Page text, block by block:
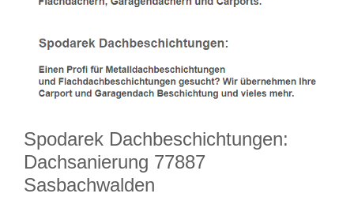
Spodarek Dachbeschichtungen:
Dachsanierung 77887
Sasbachwalden